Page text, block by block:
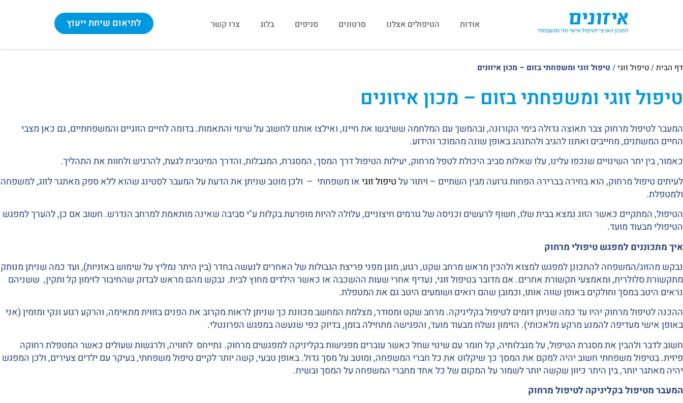
אודות הטיפולים אצלנו סרטונים סניפים בלוג צרו קשר לתיאום שיחת ייעוץ
דף הבית/טיפול זוגי/ טיפול זוגי ומשפחתי בזום – מכון איזונים
טיפול זוגי ומשפחתי בזום – מכון איזונים
המעבר לטיפול מרחוק צבר תאוצה גדולה בימי הקורונה, ובהמשך עם המלחמה ששיבשו את חיינו, ואילצו אותנו לחשוב על שינוי והתאמות. בדומה לחיים הזוגיים והמשפחתיים, גם כאן מצבי
החיים המשתנים, מחייבים ואתנו להגיב ולהתנהג באופן שונה מהמוכר והידוע.
כאמור, בין יתר השינויים שנכפו עלינו, עלו שאלות סביב היכולת לטפל מרחוק, יעילות הטיפול דרך המסך, המסגרת, המגבלות, והדרך המיטבית לגעת, להרגיש ולחוות את התהליך.
לעיתים טיפול מרחוק, הוא בחירה בברירה הפחות גרועה מבין השתיים – ויתור עלטיפול זוגיאו משפחתי – ולכן מוטב שניתן את הדעת על המעבר לסטינג שהוא ללא ספק מאתגר לזוג, למשפחה
ולמטפלת.
הטיפול, המתקיים כאשר הזוג נמצא בבית שלו, חשוף לרעשים וכניסה של גורמים חיצוניים, עלולה להיות מופרעת בקלות ע"י סביבה שאינה מותאמת למרחב הנדרש. חשוב אם כן, להערך למפגש
הטיפולי מבעוד מועד.
איך מתכוננים למפגש טיפולי מרחוק
נבקש מהזוג/המשפחה להתכונן למפגש למצוא ולהכין מראש מרחב שקט, רגוע, מוגן מפני פריצת הגבולות של האחרים לנעשה בחדר (בין היתר נמליץ על שימוש באזניות), ועד כמה שניתן מנותק
מתקשורת סלולרית, ומאמצעי תקשורת אחרים. אם מדובר בטיפול זוגי, נעדיף אחרי שעות ההשכבה או כאשר הילדים מחוץ לבית. נבקש מהם מראש לבדוק שהחיבור לזימון קל ותקין, ששניהם
נראים היטב במסך וחולקים באופן שווה אותו, וכמובן שהם רואים ושומעים היטב גם את המטפלת.
ההכנה לטיפול מרחוק יהיו עד כמה שניתן דומים לטיפול בקליניקה. מרחב שקט ומסודר, מצלמת המחשב מכוונת כך שניתן לראות מקרוב את הפנים בזווית מתאימה, והרקע רגוע ונקי ומזמין (אני
באופן אישי מעדיפה להמנע מרקע מלאכותי). הזימון נשלח מבעוד מועד, והפגישה מתחילה בזמן, בדיוק כפי שנעשה במפגש הפרונטלי.
חשוב לדבר ולהבין את מסגרת הטיפול, על מגבלותיה, קל חומר עם שינוי שחל כאשר עוברים מפגישות בקליניקה למפגשים מרחוק. נתייחס לחוויה, ולרגשות שעולים כאשר המטפלת רחוקה
פיזית. בטיפול משפחתי חשוב יהיה למקם את המסך כך שיקלוט את כל חברי המשפחה, ומוטב על מסך גדול. באופן טבעי, קשה יותר לקיים טיפול משפחתי, בעיקר עם ילדים צעירים, ולכן המפגש
יהיה מאתגר יותר, בין היתר כיוון שקשה יותר לשמור על המקום של כל אחד מחברי המשפחה על המסך ובשיח.
המעבר מטיפול בקליניקה לטיפול מרחוק